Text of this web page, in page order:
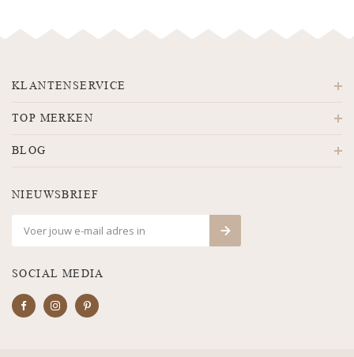
KLANTENSERVICE
TOP MERKEN
BLOG
NIEUWSBRIEF
SOCIAL MEDIA